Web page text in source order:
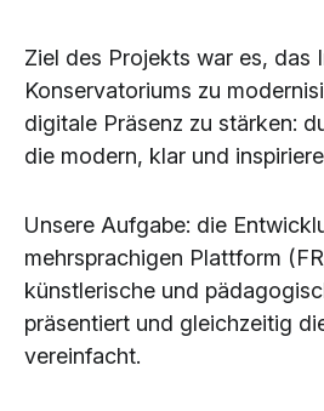
Ziel des Projekts war es, das
Konservatoriums zu
digitale Präsenz zu stärken:
die modern, klar und
Unsere Aufgabe: die
mehrsprachigen Plattform
künstlerische und
präsentiert und gleichzeitig
vereinfacht.